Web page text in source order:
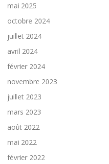
mai 2025
octobre 2024
juillet 2024
avril 2024
février 2024
novembre 2023
juillet 2023
mars 2023
août 2022
mai 2022
février 2022